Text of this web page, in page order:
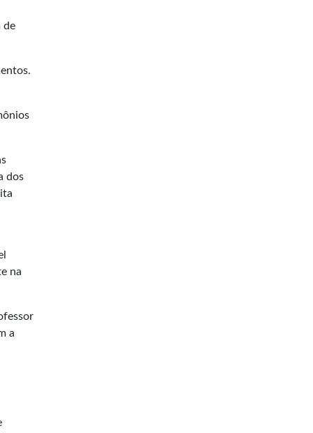
de
dos
na
a